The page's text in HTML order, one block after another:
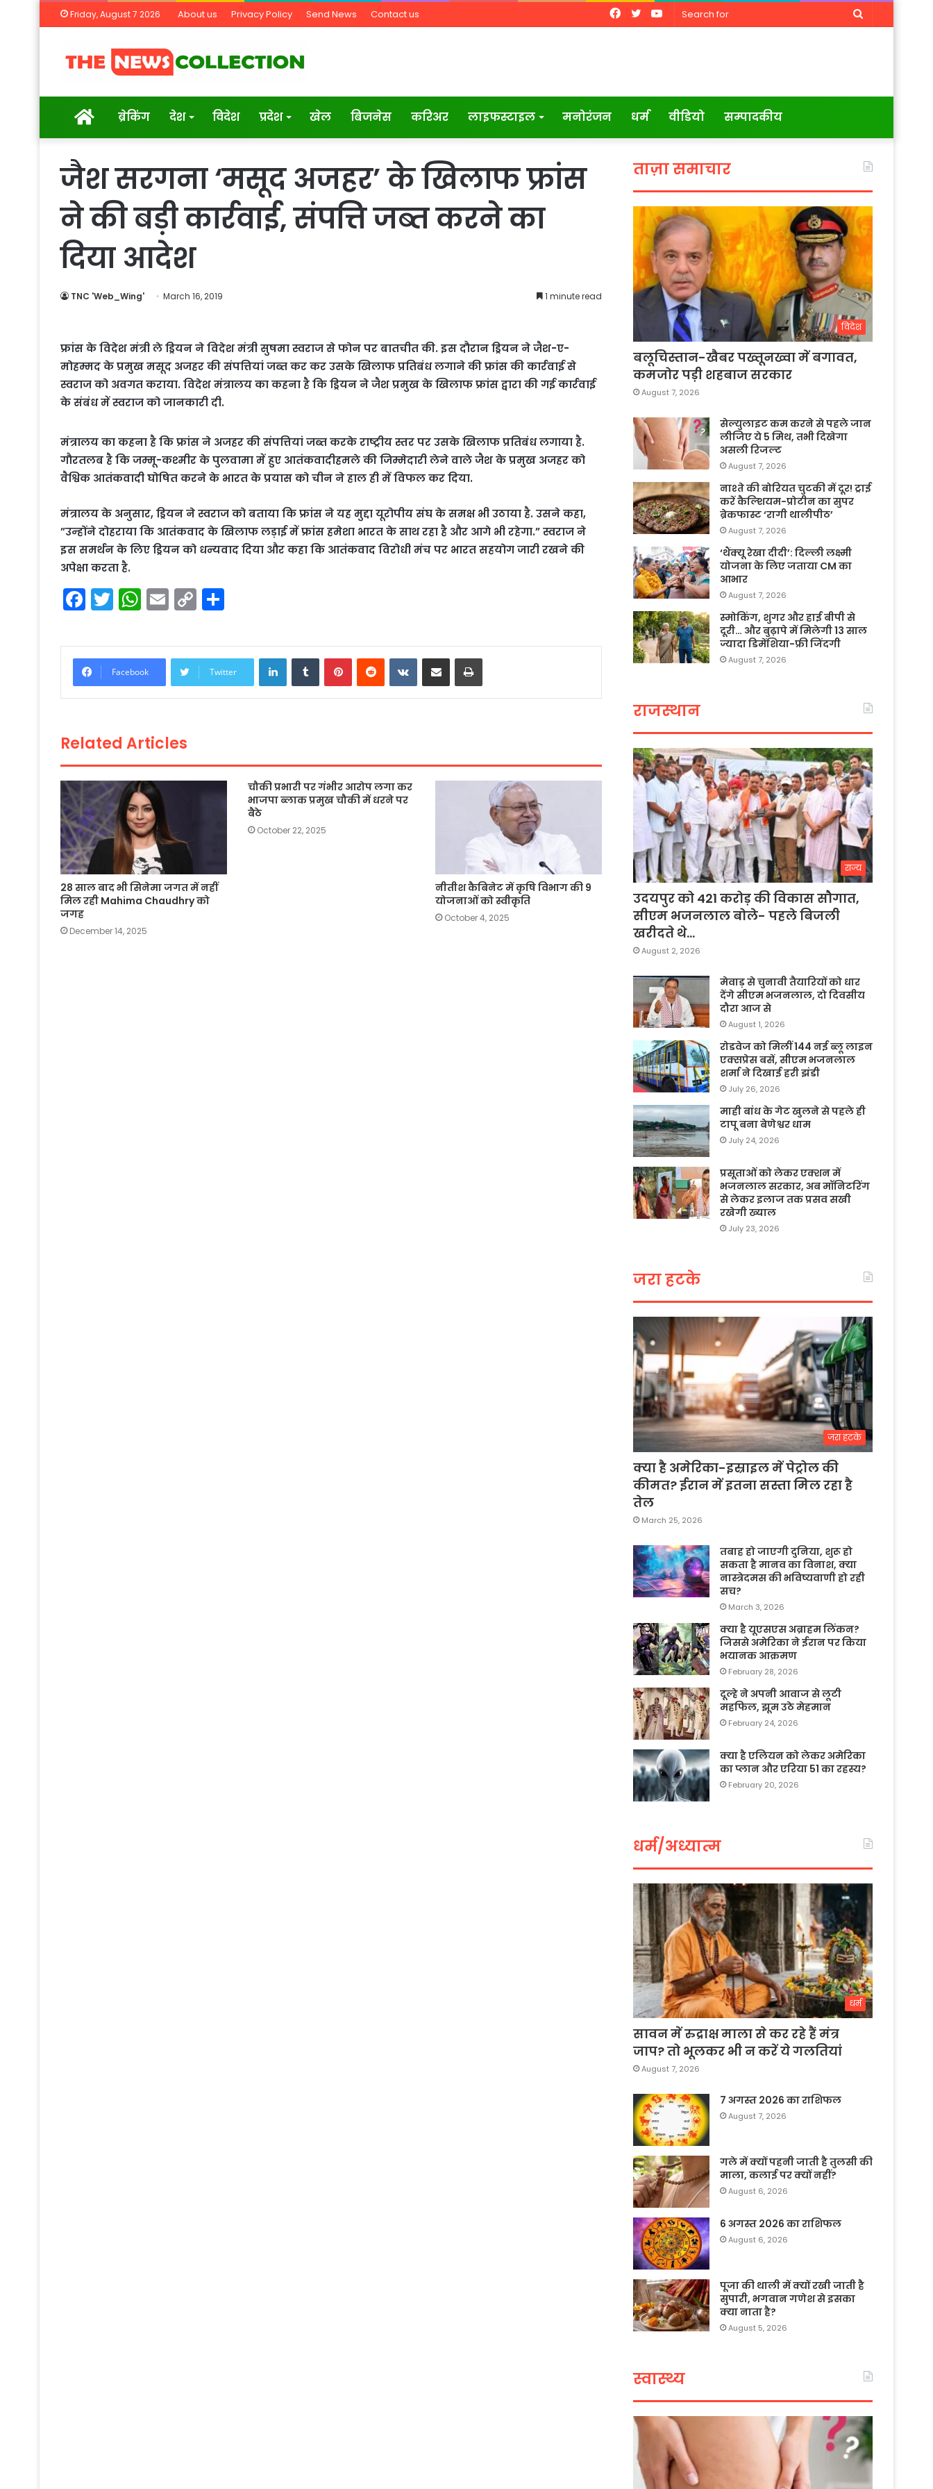
Friday, August 7 2026 About us Privacy Policy Send News Contact us
Search
YouTube
Twitter
Facebook
Homeब्रेकिंग देश विदेश प्रदेश खेल बिजनेस करिअर लाइफस्टाइल मनोरंजन धर्म वीडियो सम्पादकीय
जैश सरगना ‘मसूद अजहर’ के खिलाफ फ्रांस
ने की बड़ी कार्रवाई, संपत्ति जब्त करने का
दिया आदेश
TNC 'Web_Wing' March 16, 2019 1 minute read
फ्रांस के विदेश मंत्री ले ड्रियन ने विदेश मंत्री सुषमा स्वराज से फोन पर बातचीत की. इस दौरान ड्रियन ने जैश-ए-
मोहम्मद के प्रमुख मसूद अजहर की संपत्तियां जब्त कर कर उसके खिलाफ प्रतिबंध लगाने की फ्रांस की कार्रवाई से
स्वराज को अवगत कराया. विदेश मंत्रालय का कहना है कि ड्रियन ने जैश प्रमुख के खिलाफ फ्रांस द्वारा की गई कार्रवाई
के संबंध में स्वराज को जानकारी दी.
मंत्रालय का कहना है कि फ्रांस ने अजहर की संपत्तियां जब्त करके राष्ट्रीय स्तर पर उसके खिलाफ प्रतिबंध लगाया है.
गौरतलब है कि जम्मू-कश्मीर के पुलवामा में हुए आतंकवादीहमले की जिम्मेदारी लेने वाले जैश के प्रमुख अजहर को
वैश्विक आतंकवादी घोषित करने के भारत के प्रयास को चीन ने हाल ही में विफल कर दिया.
मंत्रालय के अनुसार, ड्रियन ने स्वराज को बताया कि फ्रांस ने यह मुद्दा यूरोपीय संघ के समक्ष भी उठाया है. उसने कहा,
”उन्होंने दोहराया कि आतंकवाद के खिलाफ लड़ाई में फ्रांस हमेशा भारत के साथ रहा है और आगे भी रहेगा.” स्वराज ने
इस समर्थन के लिए ड्रियन को धन्यवाद दिया और कहा कि आतंकवाद विरोधी मंच पर भारत सहयोग जारी रखने की
अपेक्षा करता है.
F
a
c
e
b
o
k
T
w
itt
er
W
h
a
ts
A
p
E
m
ai
l
C
o
p
y
Li
ar
e
Facebook Twitter
LinkedInTumblrPinterestReddit VKontakte
Share via Email Print
Related Articles
28 साल बाद भी सिनेमा जगत में नहीं
मिल रही Mahima Chaudhry को
जगह
December 14, 2025
चौकी प्रभारी पर गंभीर आरोप लगा कर
भाजपा ब्लाक प्रमुख चौकी में धरने पर
बैठे
October 22, 2025
नीतीश कैबिनेट में कृषि विभाग की 9
योजनाओं को स्वीकृति
October 4, 2025
ताज़ा समाचार
विदेश
बलूचिस्तान-खैबर पख्तूनख्वा में बगावत,
कमजोर पड़ी शहबाज सरकार
August 7, 2026
सेल्युलाइट कम करने से पहले जान
लीजिए ये 5 मिथ, तभी दिखेगा
असली रिजल्ट
August 7, 2026
नाश्ते की बोरियत चुटकी में दूर! ट्राई
करें कैल्शियम-प्रोटीन का सुपर
ब्रेकफास्ट ‘रागी थालीपीठ’
August 7, 2026
‘थैंक्यू रेखा दीदी’: दिल्ली लक्ष्मी
योजना के लिए जताया CM का
आभार
August 7, 2026
स्मोकिंग, शुगर और हाई बीपी से
दूरी… और बुढ़ापे में मिलेगी 13 साल
ज्यादा डिमेंशिया-फ्री जिंदगी
August 7, 2026
राजस्थान
राज्य
उदयपुर को 421 करोड़ की विकास सौगात,
सीएम भजनलाल बोले- पहले बिजली
खरीदते थे…
August 2, 2026
मेवाड़ से चुनावी तैयारियों को धार
देंगे सीएम भजनलाल, दो दिवसीय
दौरा आज से
August 1, 2026
रोडवेज को मिलीं 144 नई ब्लू लाइन
एक्सप्रेस बसें, सीएम भजनलाल
शर्मा ने दिखाई हरी झंडी
July 26, 2026
माही बांध के गेट खुलने से पहले ही
टापू बना बेणेश्वर धाम
July 24, 2026
प्रसूताओं को लेकर एक्शन में
भजनलाल सरकार, अब मॉनिटरिंग
से लेकर इलाज तक प्रसव सखी
रखेगी ख्याल
July 23, 2026
जरा हटके
जरा हटके
क्या है अमेरिका-इस्राइल में पेट्रोल की
कीमत? ईरान में इतना सस्ता मिल रहा है
तेल
March 25, 2026
तबाह हो जाएगी दुनिया, शुरू हो
सकता है मानव का विनाश, क्या
नास्त्रेदमस की भविष्यवाणी हो रही
सच?
March 3, 2026
क्या है यूएसएस अब्राहम लिंकन?
जिससे अमेरिका ने ईरान पर किया
भयानक आक्रमण
February 28, 2026
दूल्हे ने अपनी आवाज से लूटी
महफिल, झूम उठे मेहमान
February 24, 2026
क्या है एलियन को लेकर अमेरिका
का प्लान और एरिया 51 का रहस्य?
February 20, 2026
धर्म/अध्यात्म
धर्म
सावन में रुद्राक्ष माला से कर रहे हैं मंत्र
जाप? तो भूलकर भी न करें ये गलतियां
August 7, 2026
7 अगस्त 2026 का राशिफल
August 7, 2026
गले में क्यों पहनी जाती है तुलसी की
माला, कलाई पर क्यों नहीं?
August 6, 2026
6 अगस्त 2026 का राशिफल
August 6, 2026
पूजा की थाली में क्यों रखी जाती है
सुपारी, भगवान गणेश से इसका
क्या नाता है?
August 5, 2026
स्वास्थ्य